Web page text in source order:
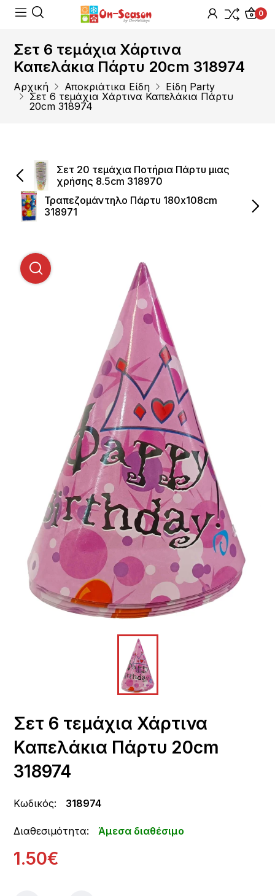
0
Σετ 6 τεμάχια Χάρτινα
Καπελάκια Πάρτυ 20cm 318974
Αρχική Αποκριάτικα Είδη
Είδη Party
Σετ 6 τεμάχια Χάρτινα Καπελάκια Πάρτυ
20cm 318974
Σετ 20 τεμάχια Ποτήρια Πάρτυ μιας
χρήσης 8.5cm 318970
Τραπεζομάντηλο Πάρτυ 180x108cm
318971
Σετ 6 τεμάχια Χάρτινα
Καπελάκια Πάρτυ 20cm
318974
Κωδικός: 318974
Διαθεσιμότητα: Άμεσα διαθέσιμο
1.50€